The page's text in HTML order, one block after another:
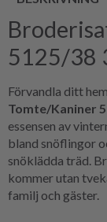
5125/38
Förvandla ditt
Tomte/Kaniner
essensen av
bland snöflingor
snöklädda träd.
kommer utan
familj och gäster.